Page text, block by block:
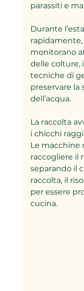
parassiti e
Durante
monitorano
delle colture,
tecniche di
preservare la
dell’acqua.
La raccolta
i chicchi
Le
raccogliere il
separando il
raccolta, il
per essere
cucina.